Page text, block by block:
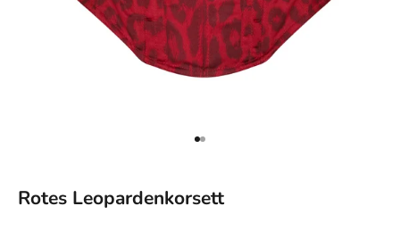
Gehe zu Element 1
Gehe zu Element 2
Rotes Leopardenkorsett